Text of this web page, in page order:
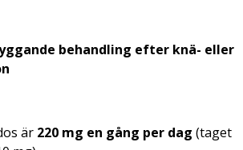
behandling efter knä- eller
är 220 mg en gång per dag (taget